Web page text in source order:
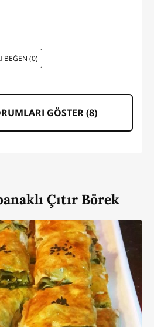
BEĞEN (0)
GÖSTER (8)
Çıtır Börek